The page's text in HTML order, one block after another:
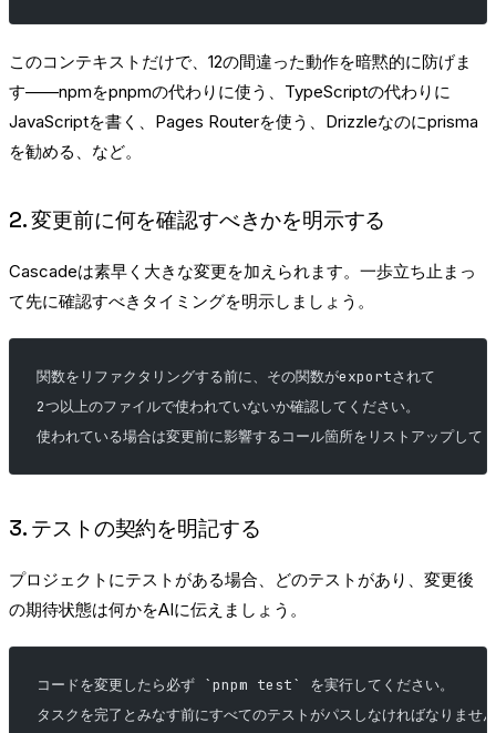
このコンテキストだけで、12の間違った動作を暗黙的に防げま
す——npmをpnpmの代わりに使う、TypeScriptの代わりに
JavaScriptを書く、Pages Routerを使う、Drizzleなのにprisma
を勧める、など。
2. 変更前に何を確認すべきかを明示する
Cascadeは素早く大きな変更を加えられます。一歩立ち止まっ
て先に確認すべきタイミングを明示しましょう。
関数をリファクタリングする前に、その関数がexportされて
2つ以上のファイルで使われていないか確認してください。
使われている場合は変更前に影響するコール箇所をリストアップして
3. テストの契約を明記する
プロジェクトにテストがある場合、どのテストがあり、変更後
の期待状態は何かをAIに伝えましょう。
コードを変更したら必ず `pnpm test` を実行してください。
タスクを完了とみなす前にすべてのテストがパスしなければなりませ